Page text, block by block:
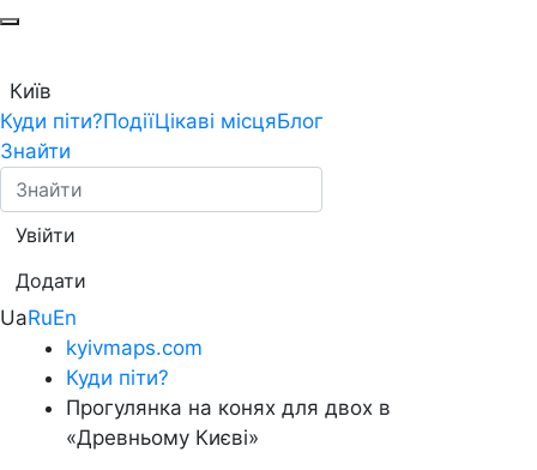
Київ
Куди піти?ПодіїЦікаві місцяБлог
Знайти
Увійти
Додати
UaRuEn
kyivmaps.com
Куди піти?
Прогулянка на конях для двох в
«Древньому Києві»